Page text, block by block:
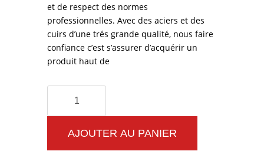
et de respect des normes
professionnelles. Avec des aciers et des
cuirs d’une trés grande qualité, nous faire
confiance c’est s’assurer d’acquérir un
produit haut de
quantité
AJOUTER AU PANIER